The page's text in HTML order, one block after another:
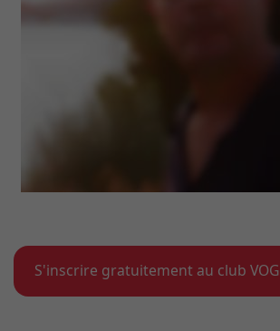
S'inscrire gratuitement au club VOG